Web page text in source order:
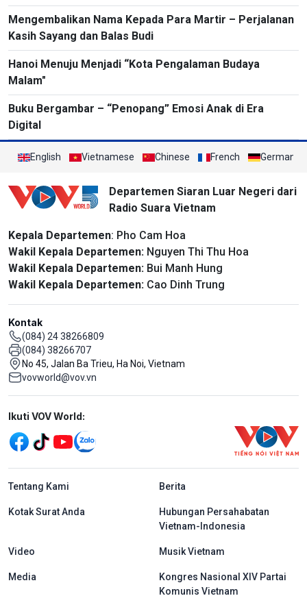
Mengembalikan Nama Kepada Para Martir – Perjalanan
Kasih Sayang dan Balas Budi
Hanoi Menuju Menjadi “Kota Pengalaman Budaya
Malam"
Buku Bergambar – “Penopang” Emosi Anak di Era
Digital
English Vietnamese Chinese French German
Departemen Siaran Luar Negeri dari
Radio Suara Vietnam
Kepala Departemen: Pho Cam Hoa
Wakil Kepala Departemen: Nguyen Thi Thu Hoa
Wakil Kepala Departemen: Bui Manh Hung
Wakil Kepala Departemen: Cao Dinh Trung
Kontak
(084) 24 38266809
(084) 38266707
No 45, Jalan Ba Trieu, Ha Noi, Vietnam
vovworld@vov.vn
Mạng xã hội
Ikuti VOV World:
menu footer tiếng Indo
Tentang Kami Berita
Kotak Surat Anda
Hubungan Persahabatan
Vietnam-Indonesia
Video Musik Vietnam
Media
Kongres Nasional XIV Partai
Komunis Vietnam